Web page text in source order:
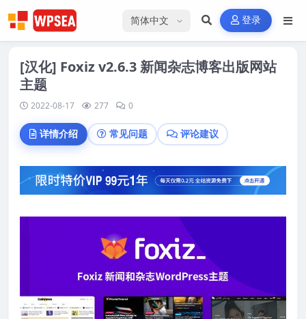
选择语言 登录
[汉化] Foxiz v2.6.3 新闻杂志博客出版网站
主题
2022-08-17 277 0
详情介绍 常见问题 评论建议